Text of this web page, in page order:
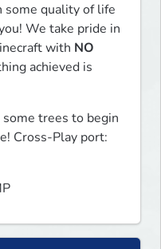
quality of life
We take pride in
with NO
achieved is
trees to begin
Cross-Play port: